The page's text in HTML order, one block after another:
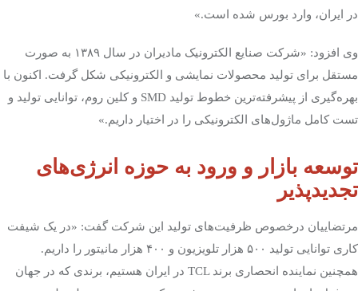
پایگاه خبری آبان
خرید موتور ایمپلنت
در ایران، وارد بورس شده است.»
وی افزود: «شرکت صنایع الکترونیک مادیران در سال ۱۳۸۹ به صورت
مستقل برای تولید محصولات نمایشی و الکترونیکی شکل گرفت. اکنون با
بهره‌گیری از پیشرفته‌ترین خطوط تولید SMD و کلین روم، توانایی تولید و
تست کامل ماژول‌های الکترونیکی را در اختیار داریم.»
توسعه بازار و ورود به حوزه انرژی‌های
تجدیدپذیر
مرتضاییان درخصوص ظرفیت‌های تولید این شرکت گفت: «در یک شیفت
کاری توانایی تولید ۵۰۰ هزار تلویزیون و ۴۰۰ هزار مانیتور را داریم.
همچنین نماینده انحصاری برند TCL در ایران هستیم، برندی که در جهان